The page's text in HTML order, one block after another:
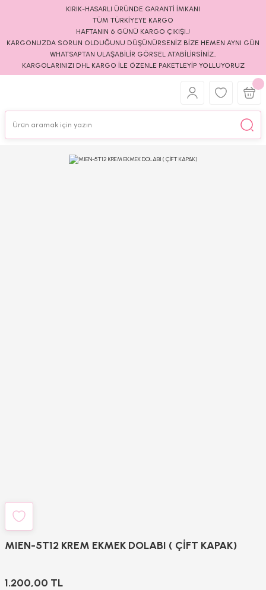
KIRIK-HASARLI ÜRÜNDE GARANTİ İMKANI
TÜM TÜRKİYEYE KARGO
HAFTANIN 6 GÜNÜ KARGO ÇIKIŞI..!
KARGONUZDA SORUN OLDUĞUNU DÜŞÜNÜRSENİZ BİZE HEMEN AYNI GÜN
WHATSAPTAN ULAŞABİLİR GÖRSEL ATABİLİRSİNİZ..
KARGOLARINIZI DHL KARGO İLE ÖZENLE PAKETLEYİP YOLLUYORUZ
MIEN-5T12 KREM EKMEK DOLABI ( ÇİFT KAPAK)
1.200,00 TL